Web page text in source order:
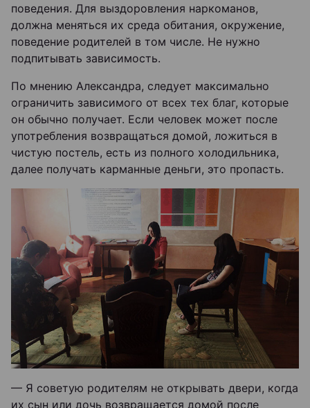
поведения. Для выздоровления наркоманов,
должна меняться их среда обитания, окружение,
поведение родителей в том числе. Не нужно
подпитывать зависимость.
По мнению Александра, следует максимально
ограничить зависимого от всех тех благ, которые
он обычно получает. Если человек может после
употребления возвращаться домой, ложиться в
чистую постель, есть из полного холодильника,
далее получать карманные деньги, это пропасть.
— Я советую родителям не открывать двери, когда
их сын или дочь возвращается домой после